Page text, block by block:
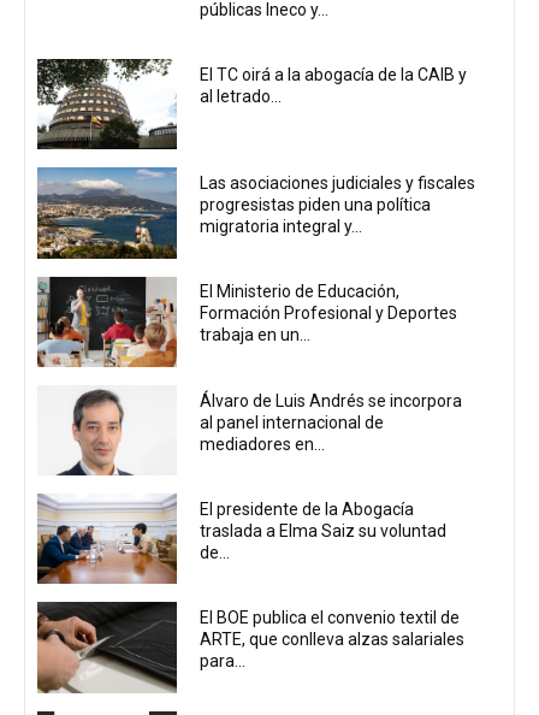
públicas Ineco y...
El TC oirá a la abogacía de la CAIB y
al letrado...
Las asociaciones judiciales y fiscales
progresistas piden una política
migratoria integral y...
El Ministerio de Educación,
Formación Profesional y Deportes
trabaja en un...
Álvaro de Luis Andrés se incorpora
al panel internacional de
mediadores en...
El presidente de la Abogacía
traslada a Elma Saiz su voluntad
de...
El BOE publica el convenio textil de
ARTE, que conlleva alzas salariales
para...